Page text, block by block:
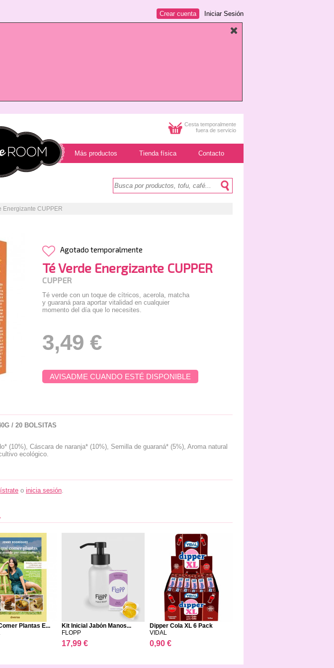
Iniciar Sesión
Crear cuenta
Cesta temporalmente
fuera de servicio
Más productos Tienda física Contacto
Energizante CUPPER
Agotado temporalmente
Té Verde Energizante CUPPER
CUPPER
Té verde con un toque de cítricos, acerola, matcha
y guaraná para aportar vitalidad en cualquier
momento del día que lo necesites.
3,49 €
AVISADME CUANDO ESTÉ DISPONIBLE
/ 20 BOLSITAS
(10%), Cáscara de naranja* (10%), Semilla de guaraná* (5%), Aroma natural
ecológico.
o inicia sesión.
Plantas E...
Kit Inicial Jabón Manos...
FLOPP
17,99 €
Dipper Cola XL 6 Pack
VIDAL
0,90 €